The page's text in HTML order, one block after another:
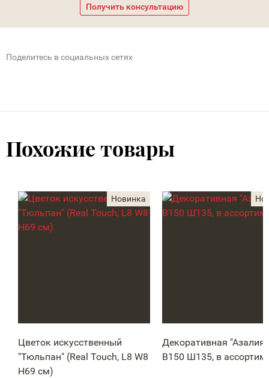
Получить консультацию
Поделитесь в социальных сетях
Похожие товары
Цветок искусственный
"Тюльпан" (Real Touch, L8 W8
H69 см)
Декоративная
В150 Ш135, в